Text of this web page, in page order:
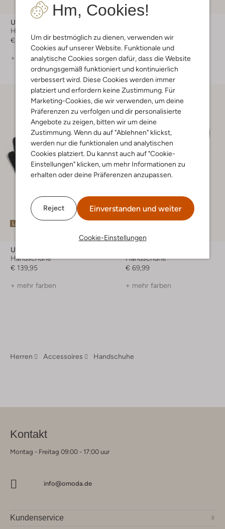
Hm, Cookies!
Um dir bestmöglich zu dienen, verwenden wir
Cookies auf unserer Website. Funktionale und
analytische Cookies sorgen dafür, dass die Website
ordnungsgemäß funktioniert und kontinuierlich
verbessert wird. Diese Cookies werden immer
platziert und erfordern keine Zustimmung. Für
Marketing-Cookies, die wir verwenden, um deine
Präferenzen zu verfolgen und dir personalisierte
Angebote zu zeigen, bitten wir um deine
Zustimmung. Wenn du auf "Ablehnen" klickst,
werden nur die funktionalen und analytischen
Cookies platziert. Du kannst auch auf "Cookie-
Einstellungen" klicken, um mehr Informationen zu
erhalten oder deine Präferenzen anzupassen.
Reject Einverstanden und weiter
Cookie-Einstellungen
Ugg
Handschuhe
€ 89,95
+ mehr farben
-20%
€ 129,99 € 103,99
Letzte Größen
Ugg
Handschuhe
€ 139,95
+ mehr farben
Handschuhe
€ 69,99
+ mehr farben
Herren Accessoires Handschuhe
Kontakt
Montag - Freitag 09:00 - 17:00 uur
info@omoda.de
Kundenservice